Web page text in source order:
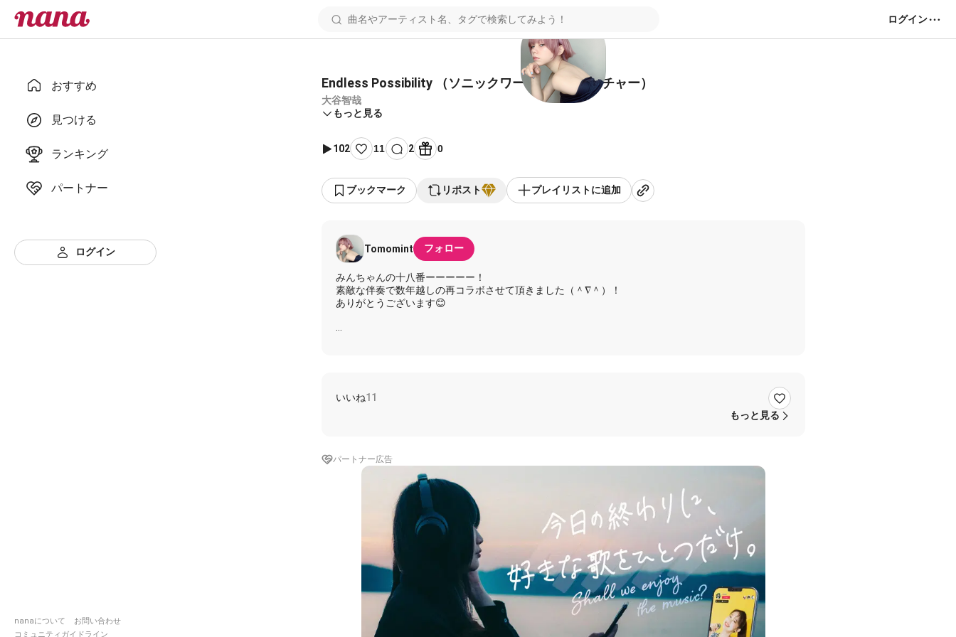
ログイン
おすすめ
見つける
ランキング
パートナー
ログイン
nanaについて
お問い合わせ
コミュニティガイドライン
Endless Possibility （ソニックワールドアドベンチャー）
大谷智哉
もっと見る
102 11 2 0
ブックマーク リポスト プレイリストに追加
Tomomint フォロー
みんちゃんの十八番ーーーーー！
素敵な伴奏で数年越しの再コラボさせて頂きました（＾∇＾）！
ありがとうございます😊
いいね11
もっと見る
パートナー広告